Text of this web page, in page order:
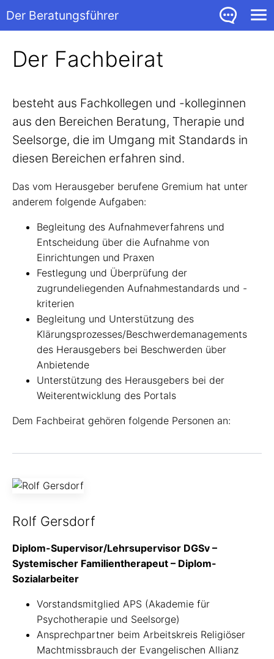
Der Beratungsführer
Der Fachbeirat
besteht aus Fachkollegen und -kolleginnen
aus den Bereichen Beratung, Therapie und
Seelsorge, die im Umgang mit Standards in
diesen Bereichen erfahren sind.
Das vom Herausgeber berufene Gremium hat unter
anderem folgende Aufgaben:
Begleitung des Aufnahmeverfahrens und
Entscheidung über die Aufnahme von
Einrichtungen und Praxen
Festlegung und Überprüfung der
zugrundeliegenden Aufnahmestandards und -
kriterien
Begleitung und Unterstützung des
Klärungsprozesses/Beschwerdemanagements
des Herausgebers bei Beschwerden über
Anbietende
Unterstützung des Herausgebers bei der
Weiterentwicklung des Portals
Dem Fachbeirat gehören folgende Personen an:
Rolf Gersdorf
Diplom-Supervisor/Lehrsupervisor DGSv –
Systemischer Familientherapeut – Diplom-
Sozialarbeiter
Vorstandsmitglied APS (Akademie für
Psychotherapie und Seelsorge)
Ansprechpartner beim Arbeitskreis Religiöser
Machtmissbrauch der Evangelischen Allianz